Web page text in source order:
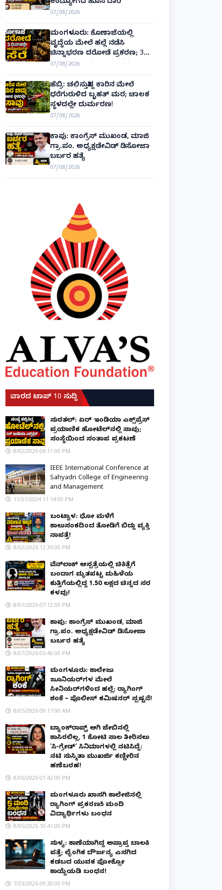
ಉದ್ಯೋಗದ ಹೊಸ ದಾರಿ
07/08/2026
ಮಂಗಳೂರು: ಕೊಣಾಜೆಯಲ್ಲಿ
ವೃದ್ಧೆಯ ಮೇಲೆ ಹಲ್ಲೆ ನಡೆಸಿ
ಚಿನ್ನಾಭರಣ ದರೋಡೆ ಪ್ರಕರಣ; 3
ದಿನಗಳಲ್ಲೇ ಆರೋಪಿಗಳ ಸೆರೆ!
07/08/2026
ಹೆಬ್ರಿ: ಚಲಿಸುತ್ತಿದ್ದ ಕಾರಿನ ಮೇಲೆ
ಧರೆಗುರುಳಿದ ಬೃಹತ್ ಮರ; ಚಾಲಕ
ಸ್ಥಳದಲ್ಲೇ ದುರ್ಮರಣ!
07/08/2026
ಕಾಪು: ಕಾಂಗ್ರೆಸ್ ಮುಖಂಡ, ಮಾಜಿ
ಗ್ರಾ.ಪಂ. ಅಧ್ಯಕ್ಷಡೇವಿಡ್ ಡಿಸೋಜಾ
ಬರ್ಬರ ಹತ್ಯೆ
07/08/2026
ವಾರದ ಟಾಪ್ 10 ಸುದ್ದಿ
ಸುರತ್ಕಲ್: ಏರ್ ಇಂಡಿಯಾ ಎಕ್ಸ್‌ಪ್ರೆಸ್
ಪ್ರಯಾಣಿಕ ಹೋಟೆಲ್‌ನಲ್ಲಿ ಸಾವು;
ಸಂಸ್ಥೆಯಿಂದ ಸಂತಾಪ ಪ್ರಕಟಣೆ
8/02/2026 06:11:00 PM
IEEE International Conference at
Sahyadri College of Engineering
and Management
11/21/2024 11:14:00 PM
ಬಂಟ್ವಾಳ: ಧೋ ಮಳೆಗೆ
ಕಾಲುಸಂಕದಿಂದ ತೋಡಿಗೆ ಬಿದ್ದು ವ್ಯಕ್ತಿ
ನಾಪತ್ತೆ!
8/02/2026 12:36:00 PM
ವೆನ್‌ಲಾಕ್ ಆಸ್ಪತ್ರೆಯಲ್ಲಿ ಚಿಕಿತ್ಸೆಗೆ
ಬಂದಾಗ ಮೃತಪಟ್ಟ ಮಹಿಳೆಯ
ಕುತ್ತಿಗೆಯಲ್ಲಿದ್ದ ₹1.50 ಲಕ್ಷದ ಚಿನ್ನದ ಸರ
ಕಳವು!
8/01/2026 07:12:00 PM
ಕಾಪು: ಕಾಂಗ್ರೆಸ್ ಮುಖಂಡ, ಮಾಜಿ
ಗ್ರಾ.ಪಂ. ಅಧ್ಯಕ್ಷಡೇವಿಡ್ ಡಿಸೋಜಾ
ಬರ್ಬರ ಹತ್ಯೆ
8/07/2026 05:40:00 PM
ಮಂಗಳೂರು: ಕಾಲೇಜು
ಜೂನಿಯರ್‌ಗಳ ಮೇಲೆ
ಸೀನಿಯರ್‌ಗಳಿಂದ ಹಲ್ಲೆ; ರ‌್ಯಾಗಿಂಗ್
ಶಂಕೆ – ಪೊಲೀಸ್ ಕಮಿಷನರ್ ಸ್ಪಷ್ಟನೆ!
8/05/2026 09:17:00 AM
ಬ್ಯಾಂಕ್‌ರಾಪ್ಟ್‌ ಆಗಿ ಜೇಬಿನಲ್ಲಿ
ಕಾಸಿರಲಿಲ್ಲ, ₹1 ಕೋಟಿ ಸಾಲ ತೀರಿಸಲು
'ಸಿ-ಗ್ರೇಡ್' ಸಿನಿಮಾಗಳಲ್ಲಿ ನಟಿಸಿದ್ದೆ:
ನಟಿ ಸುಸ್ಮಿತಾ ಮುಖರ್ಜಿ ಕಣ್ಣೀರಿನ
ಹಣೆಬರಹ!
8/06/2026 01:42:00 PM
ಮಂಗಳೂರು ಖಾಸಗಿ ಕಾಲೇಜಿನಲ್ಲಿ
ರ‌್ಯಾಗಿಂಗ್ ಪ್ರಕರಣ5 ಮಂದಿ
ವಿದ್ಯಾರ್ಥಿಗಳು ಬಂಧನ
8/05/2026 10:41:00 PM
ಸುಳ್ಯ: ಕಾಣೆಯಾಗಿದ್ದ ಅಪ್ರಾಪ್ತ ಬಾಲಕಿ
ಪತ್ತೆ; ಲೈಂಗಿಕ ದೌರ್ಜನ್ಯ ಎಸಗಿದ
ಕಡಬದ ಯುವಕ ಪೋಕ್ಸೋ
ಕಾಯ್ದೆಯಡಿ ಬಂಧನ!
7/23/2026 09:30:00 PM